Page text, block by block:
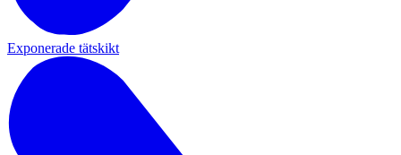
Exponerade tätskikt